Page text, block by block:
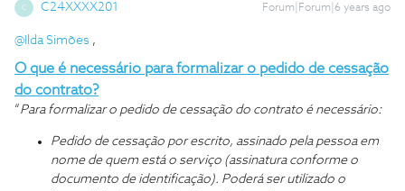
C C24XXXX201 Forum|Forum|6 years ago
@Ilda Simões ,
O que é necessário para formalizar o pedido de cessação
do contrato?
“Para formalizar o pedido de cessação do contrato é necessário:
Pedido de cessação por escrito, assinado pela pessoa em
nome de quem está o serviço (assinatura conforme o
documento de identificação). Poderá ser utilizado o